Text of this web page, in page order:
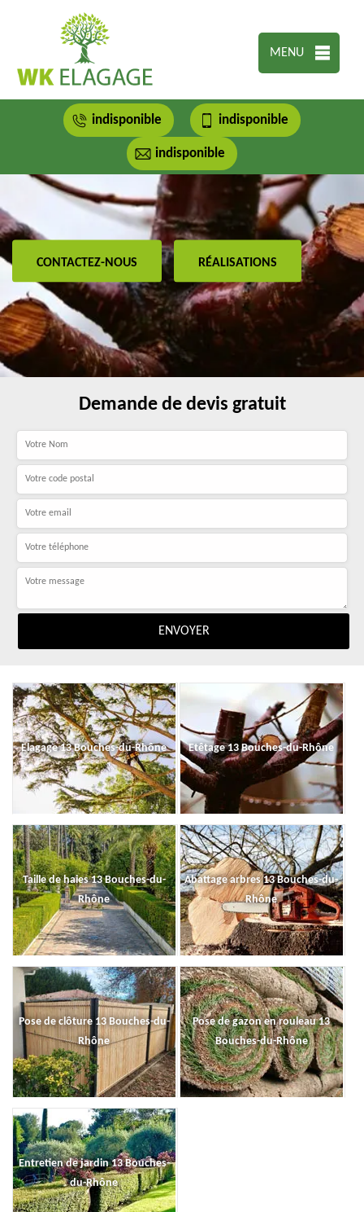
MENU
indisponible indisponible
indisponible
CONTACTEZ-NOUS RÉALISATIONS
Demande de devis gratuit
Elagage 13 Bouches-du-Rhône Etêtage 13 Bouches-du-Rhône
Taille de haies 13 Bouches-du-
Rhône
Abattage arbres 13 Bouches-du-
Rhône
Pose de clôture 13 Bouches-du-
Rhône
Pose de gazon en rouleau 13
Bouches-du-Rhône
Entretien de jardin 13 Bouches-
du-Rhône